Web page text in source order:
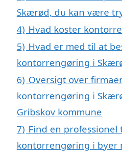
Skærød, du kan være
4) Hvad koster
5) Hvad er med til at
kontorrengøring i
6) Oversigt over
kontorrengøring i
Gribskov kommune
7) Find en professionel
kontorrengøring i byer